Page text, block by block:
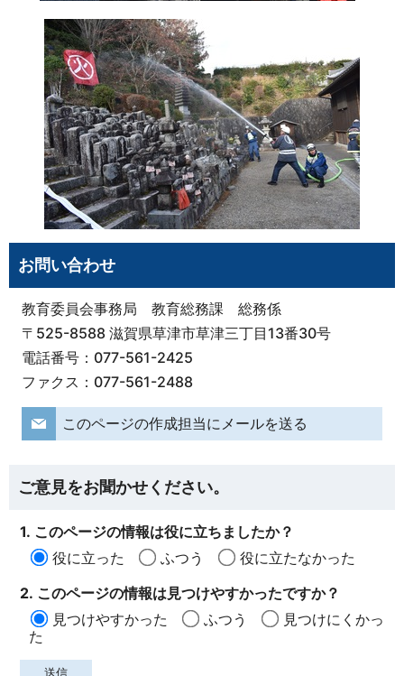
お問い合わせ
教育委員会事務局 教育総務課 総務係
〒525-8588 滋賀県草津市草津三丁目13番30号
電話番号：077-561-2425
ファクス：077-561-2488
このページの作成担当にメールを送る
ご意見をお聞かせください。
1. このページの情報は役に立ちましたか？
役に立った
ふつう
役に立たなかった
2. このページの情報は見つけやすかったですか？
見つけやすかった
ふつう
見つけにくかっ
た